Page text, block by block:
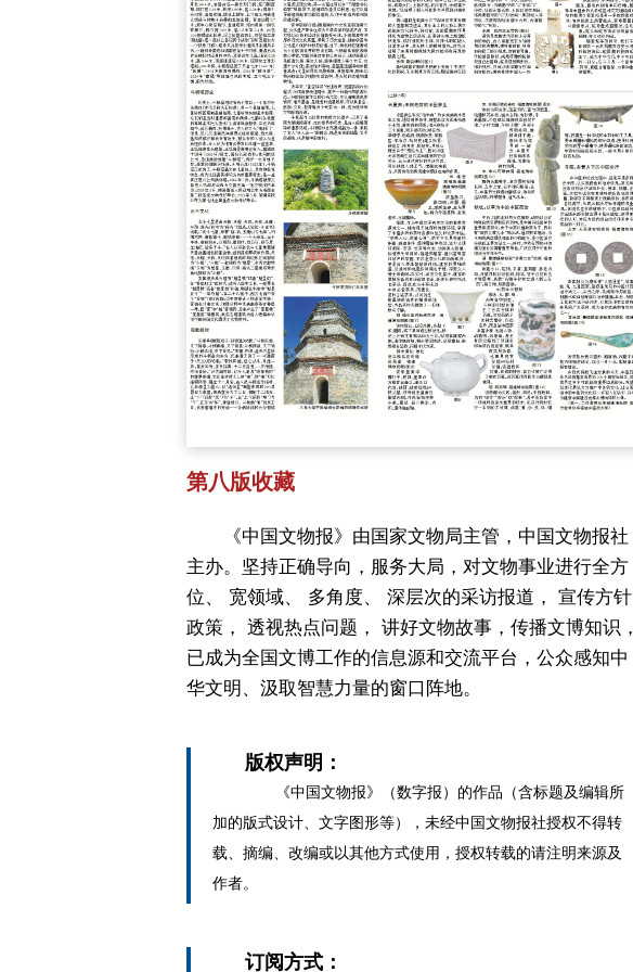
第八版收藏
《中国文物报》由国家文物局主管，中国文物报社
主办。坚持正确导向，服务大局，对文物事业进行全方
位、 宽领域、 多角度、 深层次的采访报道， 宣传方针
政策， 透视热点问题， 讲好文物故事，传播文博知识，
已成为全国文博工作的信息源和交流平台，公众感知中
华文明、汲取智慧力量的窗口阵地。
版权声明：
《中国文物报》（数字报）的作品（含标题及编辑所
加的版式设计、文字图形等），未经中国文物报社授权不得转
载、摘编、改编或以其他方式使用，授权转载的请注明来源及
作者。
订阅方式：